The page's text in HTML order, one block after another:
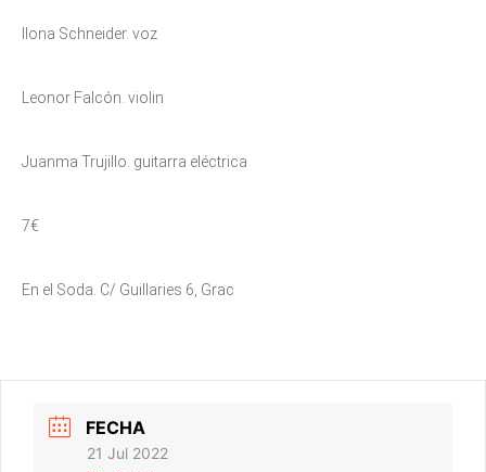
Ilona Schneider. voz
Leonor Falcón. violin
Juanma Trujillo. guitarra eléctrica
7€
En el Soda. C/ Guillaries 6, Grac
FECHA
21 Jul 2022